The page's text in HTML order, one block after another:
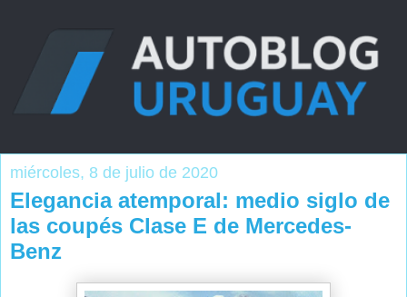
miércoles, 8 de julio de 2020
Elegancia atemporal: medio siglo de
las coupés Clase E de Mercedes-
Benz